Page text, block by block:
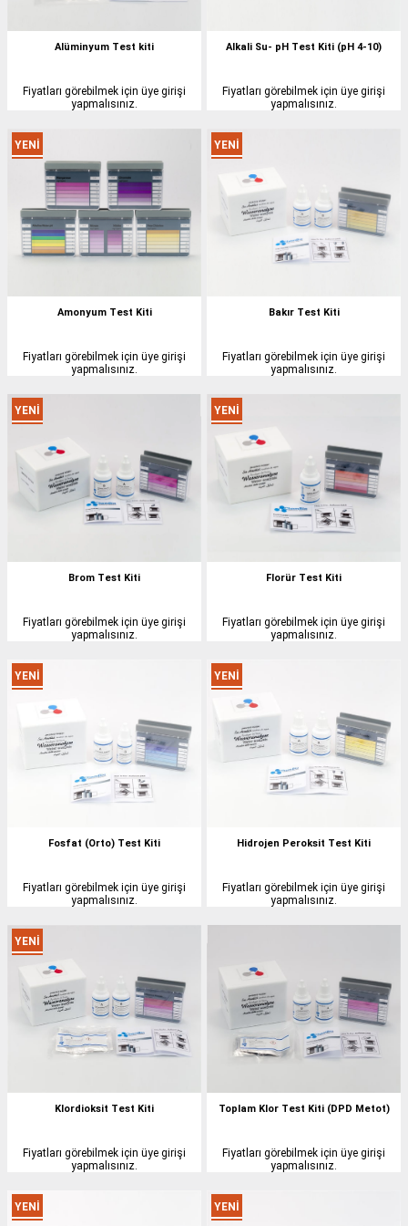
Alüminyum Test kiti
Fiyatları görebilmek için üye girişi
yapmalısınız.
Alkali Su- pH Test Kiti (pH 4-10)
Fiyatları görebilmek için üye girişi
yapmalısınız.
Amonyum Test Kiti
YENI
Fiyatları görebilmek için üye girişi
yapmalısınız.
Bakır Test Kiti
YENI
Fiyatları görebilmek için üye girişi
yapmalısınız.
Brom Test Kiti
YENI
Fiyatları görebilmek için üye girişi
yapmalısınız.
Florür Test Kiti
YENI
Fiyatları görebilmek için üye girişi
yapmalısınız.
Fosfat (Orto) Test Kiti
YENI
Fiyatları görebilmek için üye girişi
yapmalısınız.
Hidrojen Peroksit Test Kiti
YENI
ÜRÜN
Fiyatları görebilmek için üye girişi
yapmalısınız.
Klordioksit Test Kiti
YENI
Fiyatları görebilmek için üye girişi
yapmalısınız.
Toplam Klor Test Kiti (DPD Metot)
Fiyatları görebilmek için üye girişi
yapmalısınız.
YENI YENI